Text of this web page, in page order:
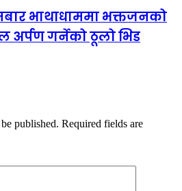
भाथाधाममा भक्तजनको
अर्पण गर्नेको ठूलो भिड
published. Required fields are